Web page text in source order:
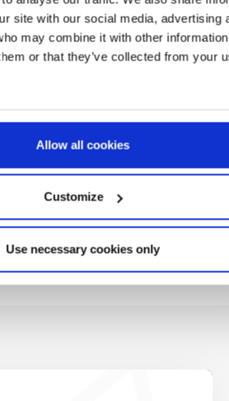
site with our social media, advertising
may combine it with other
or that they’ve collected from your
Allow all cookies
Customize
Use necessary cookies only
SCHOOL
DOLLHOUSE
2100005125
HOUSE SLIPPERS
BOOT GABBY´S
DOLLHOUSE
Ref: 2300006979